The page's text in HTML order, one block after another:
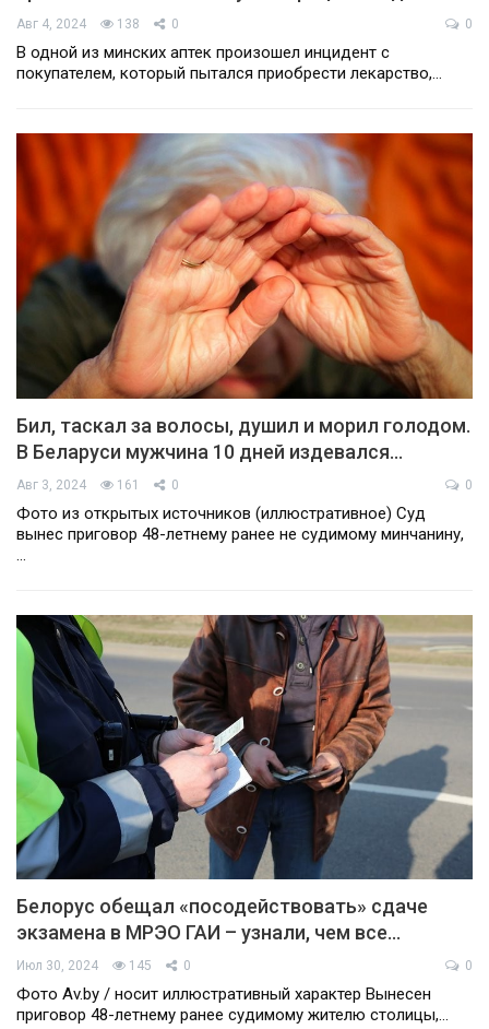
Авг 4, 2024 138 0 0
В одной из минских аптек произошел инцидент с
покупателем, который пытался приобрести лекарство,…
Бил, таскал за волосы, душил и морил голодом.
В Беларуси мужчина 10 дней издевался…
Авг 3, 2024 161 0 0
Фото из открытых источников (иллюстративное) Суд
вынес приговор 48-летнему ранее не судимому минчанину,
…
Белорус обещал «посодействовать» сдаче
экзамена в МРЭО ГАИ – узнали, чем все…
Июл 30, 2024 145 0 0
Фото Av.by / носит иллюстративный характер Вынесен
приговор 48-летнему ранее судимому жителю столицы,…